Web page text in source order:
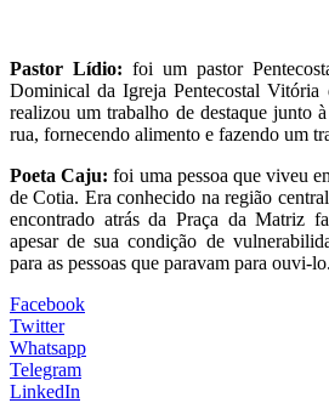
Pastor Lídio: foi um pastor
Dominical da Igreja Pentecostal Vitória
realizou um trabalho de destaque junto
rua, fornecendo alimento e fazendo um
Poeta Caju: foi uma pessoa que viveu
de Cotia. Era conhecido na região
encontrado atrás da Praça da Matriz
apesar de sua condição de
para as pessoas que paravam para ouvi-lo.
Facebook
Twitter
Whatsapp
Telegram
LinkedIn